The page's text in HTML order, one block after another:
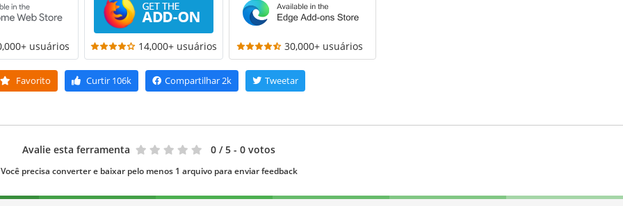
usuários 14,000+ usuários 30,000+ usuários
Favorito Curtir106k Compartilhar2k Tweetar
Avalie esta ferramenta 0 / 5 - 0 votos
Você precisa converter e baixar pelo menos 1 arquivo para enviar feedback